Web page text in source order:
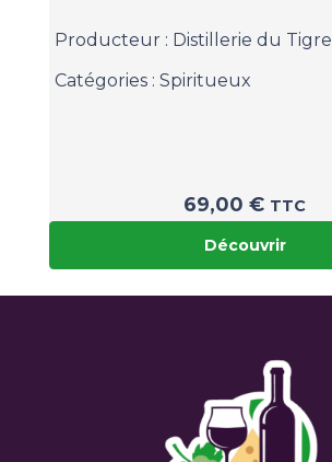
Producteur : Distillerie du Tigre
Catégories : Spiritueux
69,00 € TTC
Découvrir